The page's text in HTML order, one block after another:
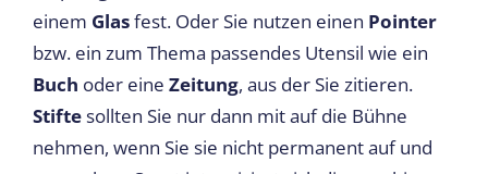
einem Glasfest. Oder Sie nutzen einen Pointer
bzw. ein zum Thema passendes Utensil wie ein
Buch oder eine Zeitung, aus der Sie zitieren.
Stiftesollten Sie nur dann mit auf die Bühne
nehmen, wenn Sie sie nicht permanent auf und